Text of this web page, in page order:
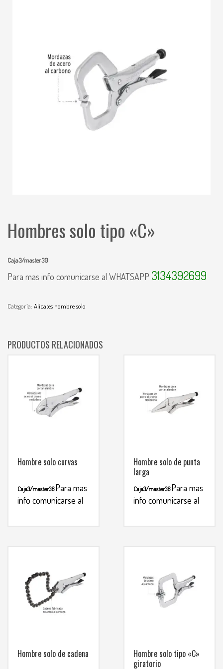
Hombres solo tipo «C»
Caja3/master30
Para mas info comunicarse al WHATSAPP 3134392699
Categoría: Alicates hombre solo
PRODUCTOS RELACIONADOS
Hombre solo curvas
Caja3/master36 Para mas
info comunicarse al
Hombre solo de punta
larga
Caja3/master36 Para mas
info comunicarse al
Hombre solo de cadena
Hombre solo tipo «C»
giratorio